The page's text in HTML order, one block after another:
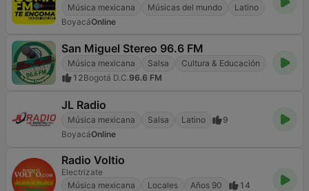
Música mexicana
Músicas del mundo
Latino
BoyacáOnline
San Miguel Stereo 96.6 FM
Música mexicana Salsa
Cultura & Educación
12Bogotá D.C.96.6 FM
JL Radio
Música mexicana Salsa Latino
9
BoyacáOnline
Radio Voltio
Electrizate
Música mexicana
Locales Años 90
14